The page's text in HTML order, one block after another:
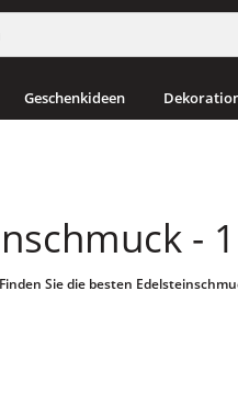
Geschenkideen
-
Finden Sie die besten